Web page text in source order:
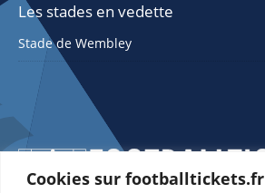
Cookies sur footballtickets.fr
Les stades en vedette
Stade de Wembley